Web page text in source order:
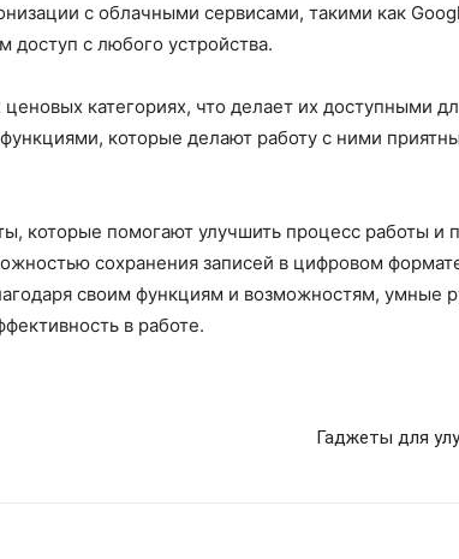
с облачными сервисами, такими как
доступ с любого устройства.
категориях, что делает их доступными
которые делают работу с ними
которые помогают улучшить процесс работы и
сохранения записей в цифровом
своим функциям и возможностям, умные
в работе.
Гаджеты для